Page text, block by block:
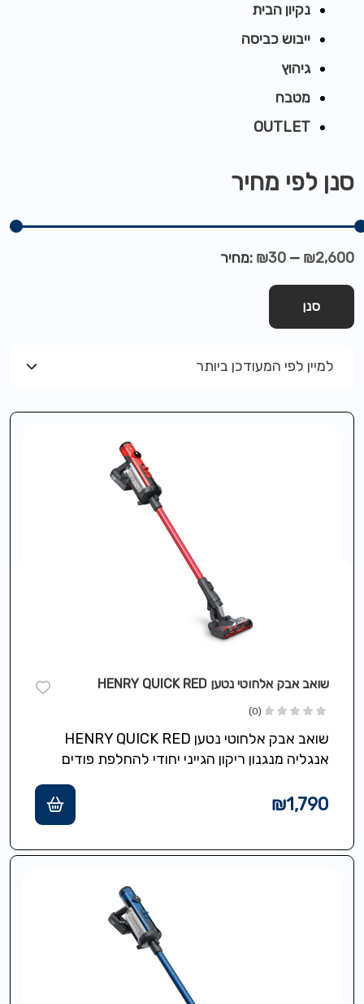
נקיון הבית
ייבוש כביסה
גיהוץ
מטבח
OUTLET
סנן לפי מחיר
סנן
מחיר: ₪30 — ₪2,600
למיין לפי המעודכן ביותר
שואב אבק אלחוטי נטען HENRY QUICK RED
(0)
שואב אבק אלחוטי נטען HENRY QUICK RED
אנגליה מנגנון ריקון הגייני יחודי להחלפת פודים
₪1,790